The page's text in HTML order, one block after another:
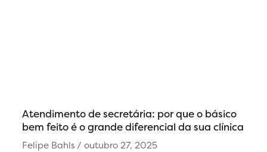
Atendimento de secretária: por que o básico
bem feito é o grande diferencial da sua clínica
Felipe Bahls outubro 27, 2025